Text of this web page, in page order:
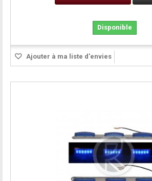
Disponible
Ajouter à ma liste d'envies